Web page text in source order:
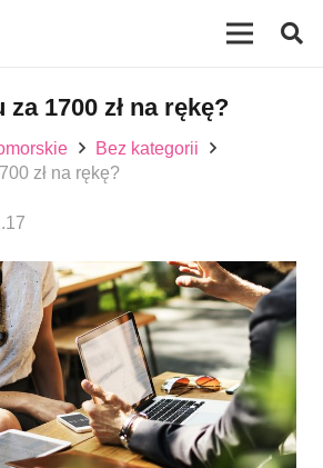
1700 zł na rękę?
Bez kategorii
zł na rękę?